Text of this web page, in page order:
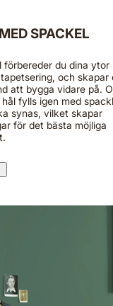
SPACKEL
förbereder du dina ytor
och skapar
att bygga vidare på.
fylls igen med
synas, vilket skapar
för det bästa möjliga